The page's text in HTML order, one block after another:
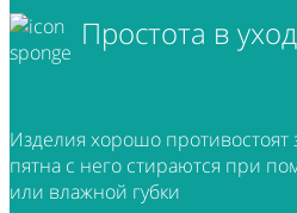
Простота в
Изделия хорошо
пятна с него стираются при
или влажной губки